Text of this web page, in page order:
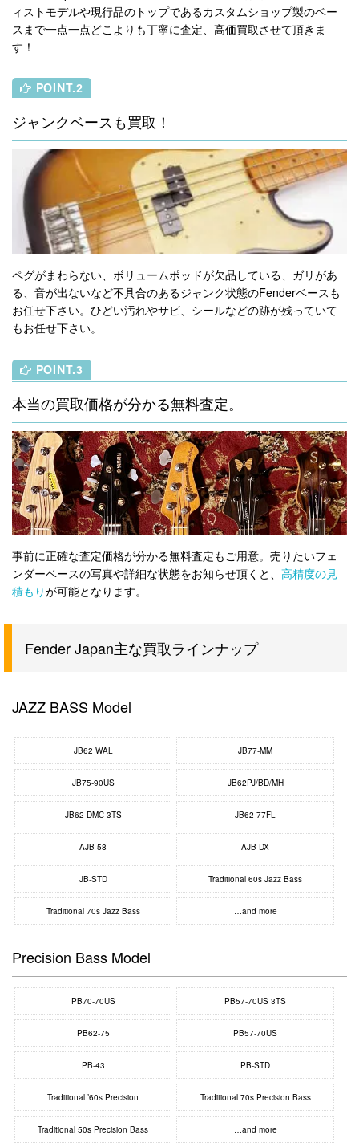
ィストモデルや現行品のトップであるカスタムショップ製のベー
スまで一点一点どこよりも丁寧に査定、高価買取させて頂きま
す！
POINT.2
ジャンクベースも買取！
ペグがまわらない、ボリュームポッドが欠品している、ガリがあ
る、音が出ないなど不具合のあるジャンク状態のFenderベースも
お任せ下さい。ひどい汚れやサビ、シールなどの跡が残っていて
もお任せ下さい。
POINT.3
本当の買取価格が分かる無料査定。
事前に正確な査定価格が分かる無料査定もご用意。売りたいフェ
ンダーベースの写真や詳細な状態をお知らせ頂くと、 高精度の見
積もりが可能となります。
Fender Japan主な買取ラインナップ
JAZZ BASS Model
JB62 WAL JB77-MM
JB75-90US JB62PJ/BD/MH
JB62-DMC 3TS JB62-77FL
AJB-58 AJB-DX
JB-STD Traditional 60s Jazz Bass
Traditional 70s Jazz Bass …and more
Precision Bass Model
PB70-70US PB57-70US 3TS
PB62-75 PB57-70US
PB-43 PB-STD
Traditional ’60s Precision Traditional 70s Precision Bass
Traditional 50s Precision Bass …and more